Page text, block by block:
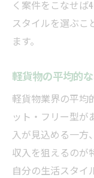
く案件をこなせば
スタイルを選ぶこ
ます。
軽貨物の平均的
軽貨物業界の平均
ット・フリー型が
入が見込める一方
収入を狙えるのが
自分の生活スタイ